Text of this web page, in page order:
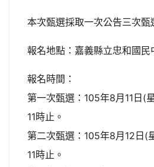
本次甄選採取一次公告三次甄
報名地點：嘉義縣立忠和國民
報名時間：
第一次甄選：105年8月11日(
11時止。
第二次甄選：105年8月12日(
11時止。